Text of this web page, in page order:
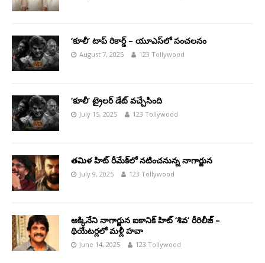
‘కూలీ’ టాప్ రికార్డ్ – యూఎస్‌లో సంచలనం
August 7, 2025 123 Tollywood
‘కూలీ’ ట్రైలర్ డేట్ వచ్చేసింది
July 15, 2025 123 Tollywood
తమిళ హిట్ రీమేక్‌లో నటించనున్న నాగార్జున
July 9, 2025 123 Tollywood
అక్కినేని నాగార్జున ఐకానిక్ హిట్ ‘శివ’ రీరిలీజ్ –
థియేటర్లలో మళ్లీ హవా
June 14, 2025 123 Tollywood